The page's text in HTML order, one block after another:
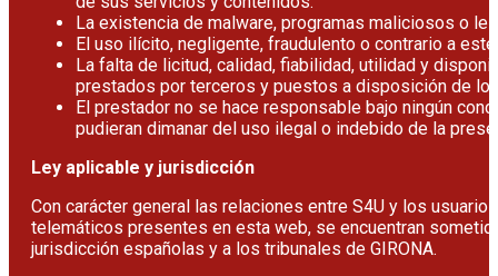
La existencia de malware, programas maliciosos o
El uso ilícito, negligente, fraudulento o contrario a
La falta de licitud, calidad, fiabilidad, utilidad y
prestados por terceros y puestos a disposición de
El prestador no se hace responsable bajo ningún
pudieran dimanar del uso ilegal o indebido de la
Ley aplicable y jurisdicción
Con carácter general las relaciones entre S4U y los
telemáticos presentes en esta web, se encuentran
jurisdicción españolas y a los tribunales de GIRONA.